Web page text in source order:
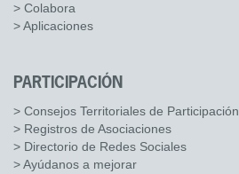
> Colabora
> Aplicaciones
PARTICIPACIÓN
> Consejos Territoriales de Participación
> Registros de Asociaciones
> Directorio de Redes Sociales
> Ayúdanos a mejorar